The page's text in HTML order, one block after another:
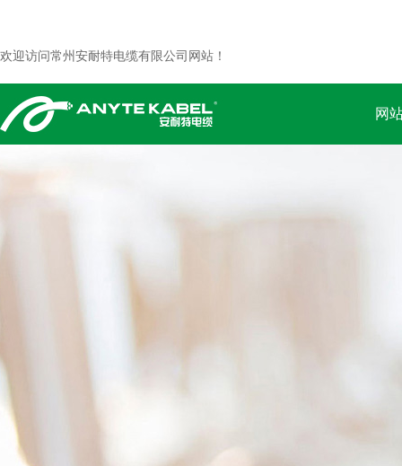
欢迎访问常州安耐特电缆有限公司网站！
网